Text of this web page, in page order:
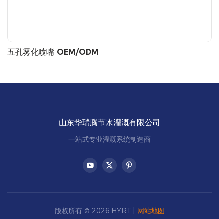
五孔雾化喷嘴 OEM/ODM
山东华瑞腾节水灌溉有限公司
一站式专业灌溉系统制造商
版权所有 © 2026 HYRT | 网站地图